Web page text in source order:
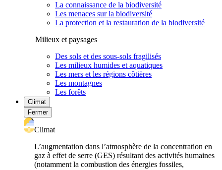
La connaissance de la biodiversité
Les menaces sur la biodiversité
La protection et la restauration de la biodiversité
Milieux et paysages
Des sols et des sous-sols fragilisés
Les milieux humides et aquatiques
Les mers et les régions côtières
Les montagnes
Les forêts
Climat
Fermer
Climat
L’augmentation dans l’atmosphère de la concentration en
gaz à effet de serre (GES) résultant des activités humaines
(notamment la combustion des énergies fossiles,